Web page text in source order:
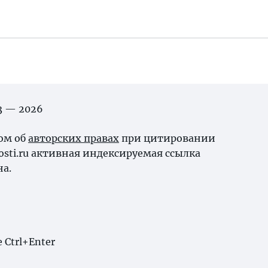
— 2026
об авторских правах при цитировании
активная индексируемая ссылка
Ctrl+Enter